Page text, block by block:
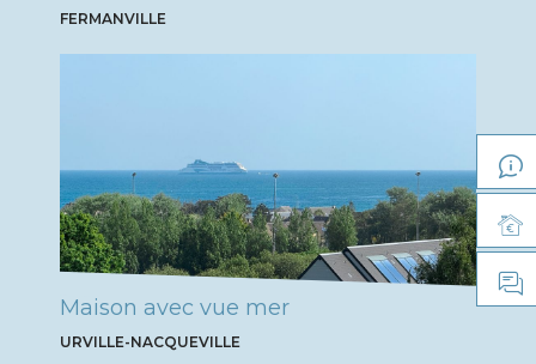
FERMANVILLE
Maison avec vue mer
URVILLE-NACQUEVILLE